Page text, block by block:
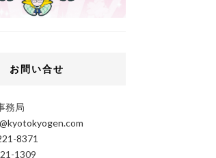
お問い合せ
務局
8371
1309